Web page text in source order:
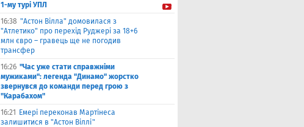
1-му турі УПЛ
16:38 "Астон Вілла" домовилася з
"Атлетико" про перехід Руджері за 18+6
млн євро – гравець ще не погодив
трансфер
16:26 "Час уже стати справжніми
мужиками": легенда "Динамо" жорстко
звернувся до команди перед грою з
"Карабахом"
16:21
Емері переконав Мартінеса
залишитися в "Астон Віллі"